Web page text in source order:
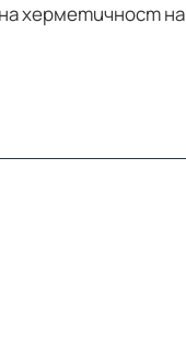
херметичност на